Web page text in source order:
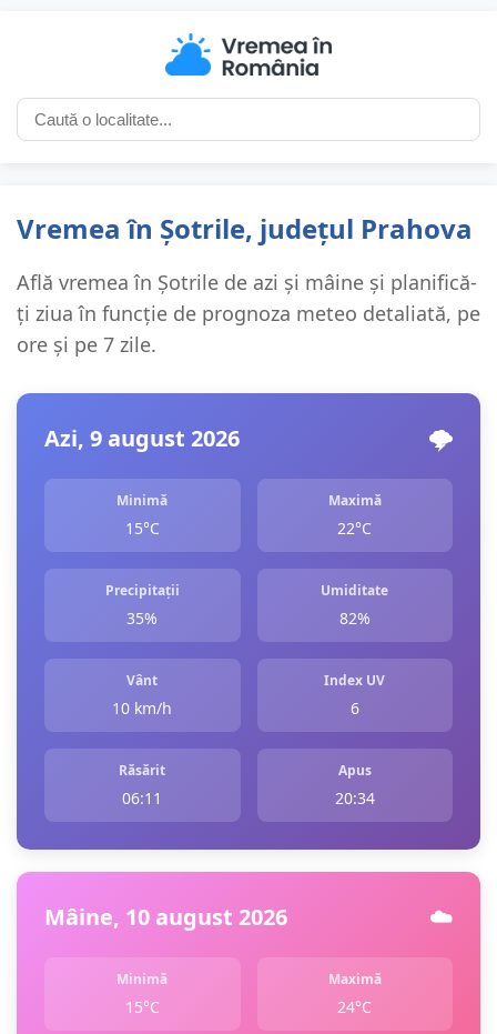
Vremea în Șotrile, județul Prahova
Află vremea în Șotrile de azi și mâine și planifică-
ți ziua în funcție de prognoza meteo detaliată, pe
ore și pe 7 zile.
Azi, 9 august 2026 🌩️
Minimă
15°C
Maximă
22°C
Precipitații
35%
Umiditate
82%
Vânt
10 km/h
Index UV
6
Răsărit
06:11
Apus
20:34
Mâine, 10 august 2026 ☁️
Minimă
15°C
Maximă
24°C